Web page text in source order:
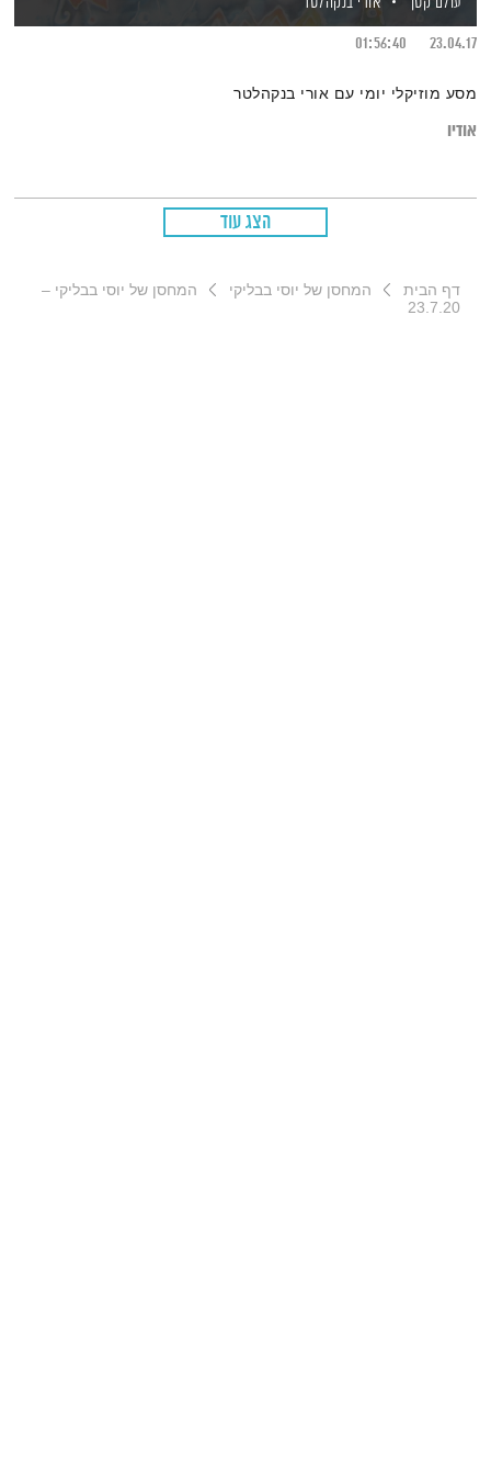
23.04.17
01:56:40
מסע מוזיקלי יומי עם אורי בנקהלטר
אודיו
הצג עוד
דף הבית המחסן של יוסי בבליקי
המחסן של יוסי בבליקי –
23.7.20